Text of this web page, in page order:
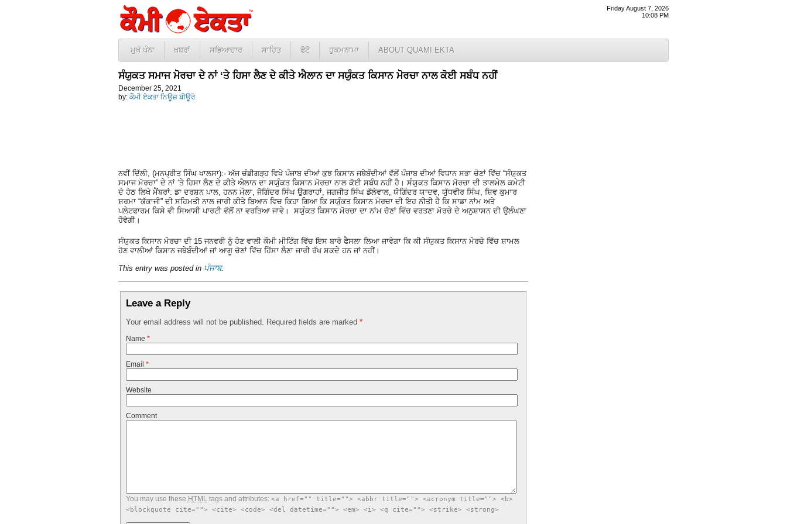
Friday August 7, 2026
10:08 PM
ਮੁਖੱ ਪੰਨਾ ਖ਼ਬਰਾਂ ਸਭਿਆਚਾਰ ਸਾਹਿਤ ਫੋਟੋ ਹੁਕਮਨਾਮਾ ABOUT QUAMI EKTA
ਸੰਯੁਕਤ ਸਮਾਜ ਮੋਰਚਾ ਦੇ ਨਾਂ ‘ਤੇ ਹਿਸਾ ਲੈਣ ਦੇ ਕੀਤੇ ਐਲਾਨ ਦਾ ਸਯੁੰਕਤ ਕਿਸਾਨ ਮੋਰਚਾ ਨਾਲ ਕੋਈ ਸਬੰਧ ਨਹੀਂ
December 25, 2021
by: ਕੌਮੀ ਏਕਤਾ ਨਿਊਜ਼ ਬੀਊਰੋ
ਨਵੀਂ ਦਿੱਲੀ, (ਮਨਪ੍ਰੀਤ ਸਿੰਘ ਖਾਲਸਾ):- ਅੱਜ ਚੰਡੀਗੜ੍ਹ ਵਿਖੇ ਪੰਜਾਬ ਦੀਆਂ ਕੁਝ ਕਿਸਾਨ ਜਥੇਬੰਦੀਆਂ ਵੱਲੋਂ ਪੰਜਾਬ ਦੀਆਂ ਵਿਧਾਨ ਸਭਾ ਚੋਣਾਂ ਵਿੱਚ “ਸੰਯੁਕਤ
ਸਮਾਜ ਮੋਰਚਾ” ਦੇ ਨਾਂ ‘ਤੇ ਹਿਸਾ ਲੈਣ ਦੇ ਕੀਤੇ ਐਲਾਨ ਦਾ ਸਯੁੰਕਤ ਕਿਸਾਨ ਮੋਰਚਾ ਨਾਲ ਕੋਈ ਸਬੰਧ ਨਹੀਂ ਹੈ। ਸੰਯੁਕਤ ਕਿਸਾਨ ਮੋਰਚਾ ਦੀ ਤਾਲਮੇਲ ਕਮੇਟੀ
ਦੇ ਹੇਠ ਲਿਖੇ ਮੈਂਬਰਾਂ: ਡਾ ਦਰਸ਼ਨ ਪਾਲ, ਹਨਨ ਮੌਲਾ, ਜੋਗਿੰਦਰ ਸਿੰਘ ਉਗਰਾਹਾਂ, ਜਗਜੀਤ ਸਿੰਘ ਡੱਲੇਵਾਲ, ਯੋਗਿੰਦਰ ਯਾਦਵ, ਯੁੱਧਵੀਰ ਸਿੰਘ, ਸ਼ਿਵ ਕੁਮਾਰ
ਸ਼ਰਮਾ “ਕੱਕਾਜੀ” ਦੀ ਸਹਿਮਤੀ ਨਾਲ ਜਾਰੀ ਕੀਤੇ ਬਿਆਨ ਵਿਚ ਕਿਹਾ ਗਿਆ ਕਿ ਸਯੁੰਕਤ ਕਿਸਾਨ ਮੋਰਚਾ ਦੀ ਇਹ ਨੀਤੀ ਹੈ ਕਿ ਸਾਡਾ ਨਾਂਮ ਅਤੇ
ਪਲੇਟਫਾਰਮ ਕਿਸੇ ਵੀ ਸਿਆਸੀ ਪਾਰਟੀ ਵੱਲੋਂ ਨਾ ਵਰਤਿਆ ਜਾਵੇ। ਸਯੁੰਕਤ ਕਿਸਾਨ ਮੋਰਚਾ ਦਾ ਨਾਂਮ ਚੋਣਾਂ ਵਿੱਚ ਵਰਤਣਾ ਮੋਰਚੇ ਦੇ ਅਨੁਸ਼ਾਸਨ ਦੀ ਉਲੰਘਣਾ
ਹੋਵੇਗੀ।
ਸੰਯੁਕਤ ਕਿਸਾਨ ਮੋਰਚਾ ਦੀ 15 ਜਨਵਰੀ ਨੂੰ ਹੋਣ ਵਾਲੀ ਕੌਮੀ ਮੀਟਿੰਗ ਵਿੱਚ ਇਸ ਬਾਰੇ ਫੈਸਲਾ ਲਿਆ ਜਾਵੇਗਾ ਕਿ ਕੀ ਸੰਯੁਕਤ ਕਿਸਾਨ ਮੋਰਚੇ ਵਿੱਚ ਸ਼ਾਮਲ
ਹੋਣ ਵਾਲੀਆਂ ਕਿਸਾਨ ਜਥੇਬੰਦੀਆਂ ਜਾਂ ਆਗੂ ਚੋਣਾਂ ਵਿੱਚ ਹਿੱਸਾ ਲੈਣਾ ਜਾਰੀ ਰੱਖ ਸਕਦੇ ਹਨ ਜਾਂ ਨਹੀਂ।
This entry was posted in ਪੰਜਾਬ.
Leave a Reply
Your email address will not be published. Required fields are marked *
Name *
Email *
Website
Comment
You may use these HTMLtags and attributes: <a href="" title=""> <abbr title=""> <acronym title=""> <b>
<blockquote cite=""> <cite> <code> <del datetime=""> <em> <i> <q cite=""> <strike> <strong>